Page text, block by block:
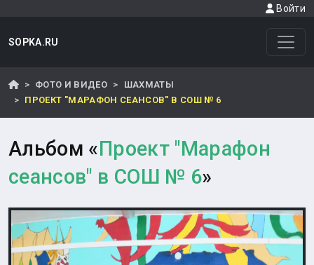
Войти
SOPKA.RU
ФОТО И ВИДЕО
ШАХМАТЫ
ПРОЕКТ "МАРАФОН СЕАНСОВ" В СОШ № 6
Альбом «Проект "Марафон
сеансов" в СОШ № 6»